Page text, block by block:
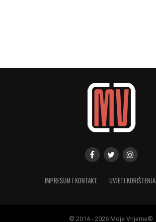
IMPRESUM I KONTAKT UVJETI KORIŠTENJA
© 2014 - 2026 Moje Vrijeme®